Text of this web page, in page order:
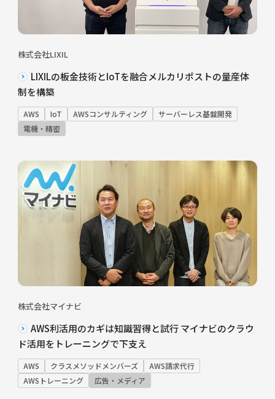
株式会社LIXIL
LIXILの板金技術とIoTを融合メルカリポストの量産体
制を構築
AWS IoT AWSコンサルティング
サーバーレス基盤開発
電機・精密
株式会社マイナビ
AWS利活用のカギは知識習得と試行 マイナビのクラウ
ド活用をトレーニングで下支え
AWS クラスメソッドメンバーズ
AWS請求代行
AWSトレーニング
広告・メディア